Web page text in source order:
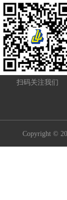
扫码关注我们
Copyright ©